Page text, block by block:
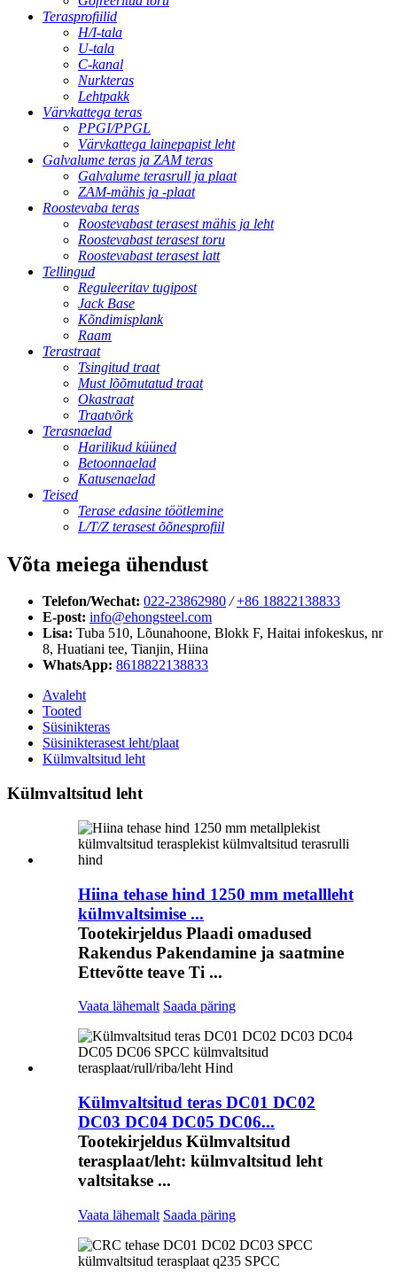
Terasprofiilid
H/I-tala
U-tala
C-kanal
Nurkteras
Lehtpakk
Värvkattega teras
PPGI/PPGL
Värvkattega lainepapist leht
Galvalume teras ja ZAM teras
Galvalume terasrull ja plaat
ZAM-mähis ja -plaat
Roostevaba teras
Roostevabast terasest mähis ja leht
Roostevabast terasest toru
Roostevabast terasest latt
Tellingud
Reguleeritav tugipost
Jack Base
Kõndimisplank
Raam
Terastraat
Tsingitud traat
Must lõõmutatud traat
Okastraat
Traatvõrk
Terasnaelad
Harilikud küüned
Betoonnaelad
Katusenaelad
Teised
Terase edasine töötlemine
L/T/Z terasest õõnesprofiil
Võta meiega ühendust
Telefon/Wechat: 022-23862980 / +86 18822138833
E-post: info@ehongsteel.com
Lisa: Tuba 510, Lõunahoone, Blokk F, Haitai infokeskus, nr
8, Huatiani tee, Tianjin, Hiina
WhatsApp: 8618822138833
Avaleht
Tooted
Süsinikteras
Süsinikterasest leht/plaat
Külmvaltsitud leht
Külmvaltsitud leht
Hiina tehase hind 1250 mm metallleht
külmvaltsimise ...
Tootekirjeldus Plaadi omadused
Rakendus Pakendamine ja saatmine
Ettevõtte teave Ti ...
Vaata lähemalt Saada päring
Külmvaltsitud teras DC01 DC02
DC03 DC04 DC05 DC06...
Tootekirjeldus Külmvaltsitud
terasplaat/leht: külmvaltsitud leht
valtsitakse ...
Vaata lähemalt Saada päring